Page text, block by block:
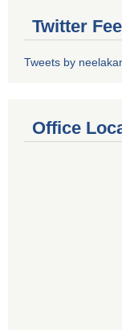
Twitter
Tweets by
Office